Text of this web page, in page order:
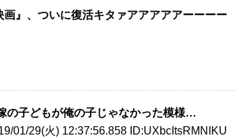
画』、ついに復活キタァアアアアアーーーー
の子どもが俺の子じゃなかった模様…
01/29(火) 12:37:56.858 ID:UXbcItsRMNIKU